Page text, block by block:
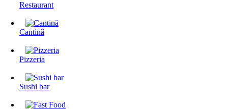
Restaurant
Cantină
Pizzeria
Sushi bar